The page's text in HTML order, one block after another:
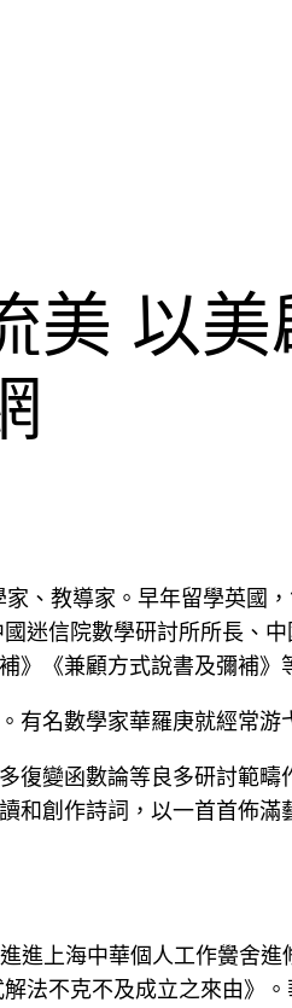
美 以
、教導家。早年留學英國
迷信院數學研討所所長、
》《兼顧方式說書及彌補》
名數學家華羅庚就經常
復變函數論等良多研討範
和創作詩詞，以一首首佈
進上海中華個人工作黌舍
法不克不及成立之來由》